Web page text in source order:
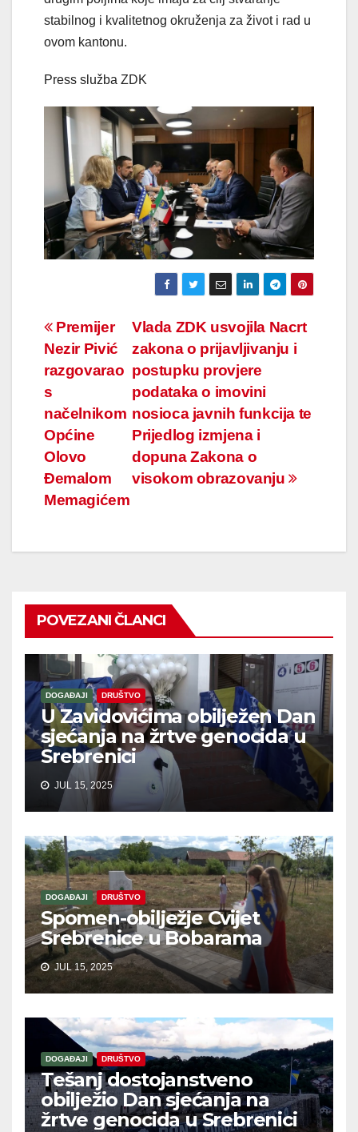
stabilnog i kvalitetnog okruženja za život i rad u
ovom kantonu.
Press služba ZDK
Navigacija
članaka
Vlada ZDK usvojila Nacrt
zakona o prijavljivanju i
postupku provjere
podataka o imovini
nosioca javnih funkcija te
Prijedlog izmjena i
dopuna Zakona o
visokom obrazovanju
Premijer
Nezir Pivić
razgovarao
s
načelnikom
Općine
Olovo
Đemalom
Memagićem
POVEZANI ČLANCI
DOGAĐAJI DRUŠTVO
U Zavidovićima obilježen Dan
sjećanja na žrtve genocida u
Srebrenici
JUL 15, 2025
DOGAĐAJI DRUŠTVO
Spomen-obilježje Cvijet
Srebrenice u Bobarama
JUL 15, 2025
DOGAĐAJI DRUŠTVO
Tešanj dostojanstveno
obilježio Dan sjećanja na
žrtve genocida u Srebrenici